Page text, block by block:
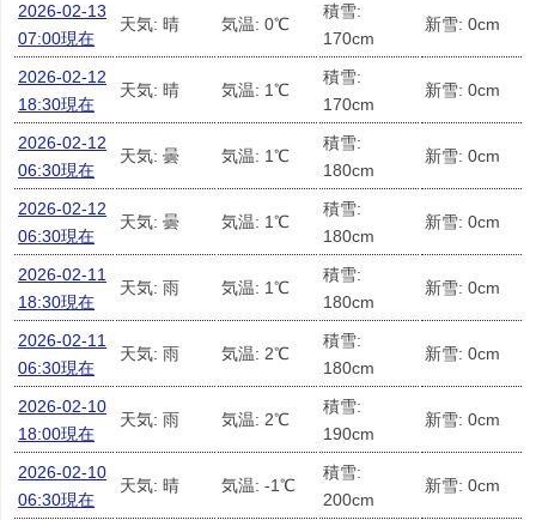
2026-02-13
07:00現在
天気: 晴 気温: 0℃
積雪:
170cm
新雪: 0cm
2026-02-12
18:30現在
天気: 晴 気温: 1℃
積雪:
170cm
新雪: 0cm
2026-02-12
06:30現在
天気: 曇 気温: 1℃
積雪:
180cm
新雪: 0cm
2026-02-12
06:30現在
天気: 曇 気温: 1℃
積雪:
180cm
新雪: 0cm
2026-02-11
18:30現在
天気: 雨 気温: 1℃
積雪:
180cm
新雪: 0cm
2026-02-11
06:30現在
天気: 雨 気温: 2℃
積雪:
180cm
新雪: 0cm
2026-02-10
18:00現在
天気: 雨 気温: 2℃
積雪:
190cm
新雪: 0cm
2026-02-10
06:30現在
天気: 晴 気温: -1℃
積雪:
200cm
新雪: 0cm